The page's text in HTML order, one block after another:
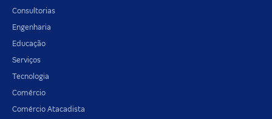
Consultorias
Engenharia
Educação
Serviços
Tecnologia
Comércio
Comércio Atacadista